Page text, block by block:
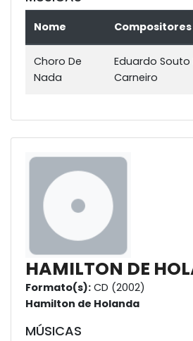
Nome Compositores
Choro De
Nada
Eduardo
Carneiro
HAMILTON DE
Formato(s): CD (2002)
Hamilton de Holanda
MÚSICAS